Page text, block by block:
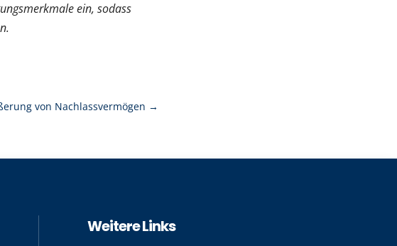
ein, sodass
von Nachlassvermögen →
Weitere Links